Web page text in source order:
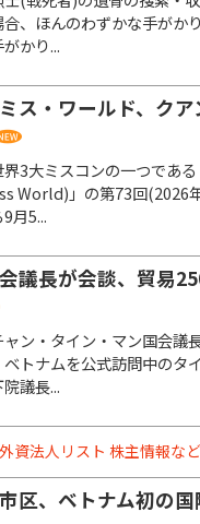
合、ほんのわずかな手がか
かり...
ス・ワールド、ク
3大ミスコンの一つであ
World)」の第73回(2026
月5...
議長が会談、貿易
ン・タイン・マン国会議
ベトナムを公式訪問中のタ
議長...
資法人リスト 株主情報な
区、ベトナム初の